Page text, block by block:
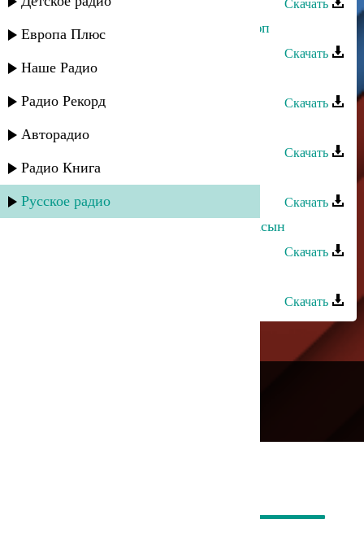
Европа Плюс
Наше Радио
Радио Рекорд
Авторадио
Радио Книга
Русское радио
Скачать
Лейла Алиева - Нетедим сени сююп
Скачать
Лейла Алиева - Иржай досум
Скачать
Скачать
Лейла Алиева - Къумукъ элим
Скачать
Лейла Алиева - Яшылыкъгъа яшнасын
Скачать
Скачать